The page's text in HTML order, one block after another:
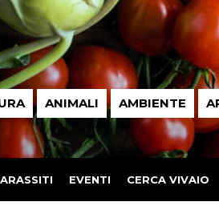
ANIMALI AMBIENTE
EVENTI CERCA VIVAIO